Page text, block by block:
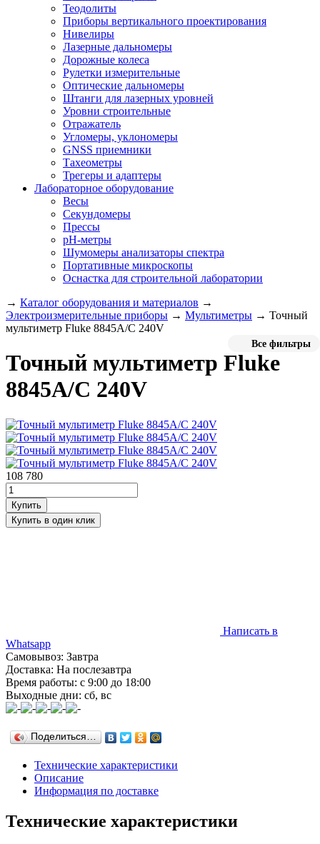
Теодолиты
Приборы вертикального проектирования
Нивелиры
Лазерные дальномеры
Дорожные колеса
Рулетки измерительные
Оптические дальномеры
Штанги для лазерных уровней
Уровни строительные
Отражатель
Угломеры, уклономеры
GNSS приемники
Тахеометры
Трегеры и адаптеры
Лабораторное оборудование
Весы
Секундомеры
Прессы
pH-метры
Шумомеры анализаторы спектра
Портативные микроскопы
Оснастка для строительной лаборатории
→ Каталог оборудования и материалов →
Электроизмерительные приборы → Мультиметры → Точный
мультиметр Fluke 8845A/C 240V
Все фильтры
Точный мультиметр Fluke
8845A/C 240V
108 780
Написать в
Whatsapp
Самовывоз: Завтра
Доставка: На послезавтра
Время работы: с 9:00 до 18:00
Выходные дни: сб, вс
Поделиться…
Технические характеристики
Описание
Информация по доставке
Технические характеристики